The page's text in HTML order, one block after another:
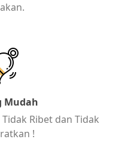
Mudah
Ribet dan Tidak
!